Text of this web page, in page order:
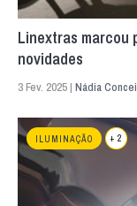
Linextras marcou
novidades
3 Fev. 2025 | Nádia
ILUMINAÇÃO + 2